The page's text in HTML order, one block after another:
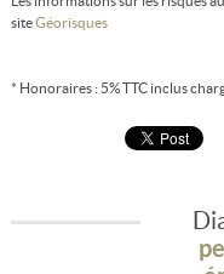
siteGéorisques
* Honoraires : 5% TTC inclus